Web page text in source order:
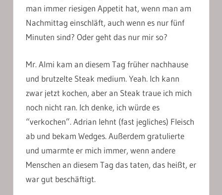
man immer riesigen Appetit hat, wenn man am
Nachmittag einschläft, auch wenn es nur fünf
Minuten sind? Oder geht das nur mir so?
Mr. Almi kam an diesem Tag früher nachhause
und brutzelte Steak medium. Yeah. Ich kann
zwar jetzt kochen, aber an Steak traue ich mich
noch nicht ran. Ich denke, ich würde es
“verkochen”. Adrian lehnt (fast jegliches) Fleisch
ab und bekam Wedges. Außerdem gratulierte
und umarmte er mich immer, wenn andere
Menschen an diesem Tag das taten, das heißt, er
war gut beschäftigt.